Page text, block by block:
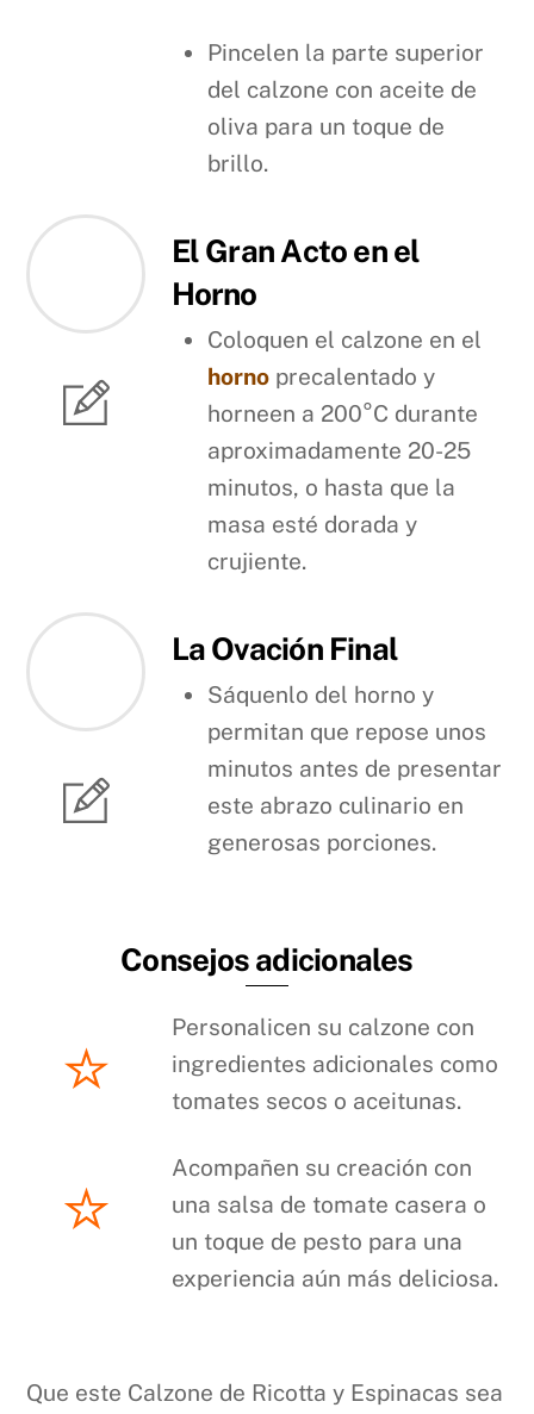
Pincelen la parte superior
del calzone con aceite de
oliva para un toque de
brillo.
El Gran Acto en el
Horno
Coloquen el calzone en el
horno precalentado y
horneen a 200°C durante
aproximadamente 20-25
minutos, o hasta que la
masa esté dorada y
crujiente.
La Ovación Final
Sáquenlo del horno y
permitan que repose unos
minutos antes de presentar
este abrazo culinario en
generosas porciones.
Consejos adicionales
Personalicen su calzone con
ingredientes adicionales como
tomates secos o aceitunas.
Acompañen su creación con
una salsa de tomate casera o
un toque de pesto para una
experiencia aún más deliciosa.
Que este Calzone de Ricotta y Espinacas sea